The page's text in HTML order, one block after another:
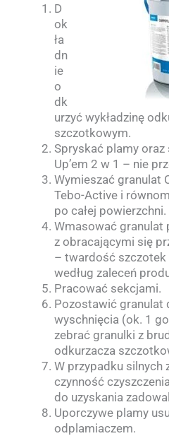
D
ok
ła
dn
ie
o
dk
urzyć wykładzinę
szczotkowym.
Spryskać plamy oraz
Up’em 2 w 1 – nie
Wymieszać granulat
Tebo-Active i
po całej powierzchni.
Wmasować granulat
z obracającymi się
– twardość szczotek
według zaleceń
Pracować sekcjami.
Pozostawić granulat
wyschnięcia (ok. 1
zebrać granulki z
odkurzacza
W przypadku silnych
czynność
do uzyskania
Uporczywe plamy
odplamiaczem.